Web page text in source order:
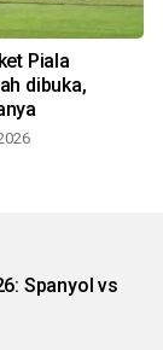
Piala
dibuka,
Spanyol vs